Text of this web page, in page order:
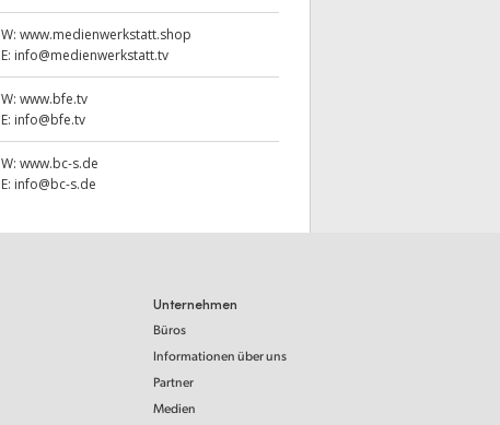
W:www.medienwerkstatt.shop
E: info@medienwerkstatt.tv
W:www.bfe.tv
E: info@bfe.tv
W:www.bc-s.de
E: info@bc-s.de
Unternehmen
Büros
Informationen über uns
Partner
Medien